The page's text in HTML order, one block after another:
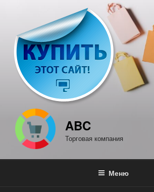
содержимому
ABC
Торговая компания
Меню